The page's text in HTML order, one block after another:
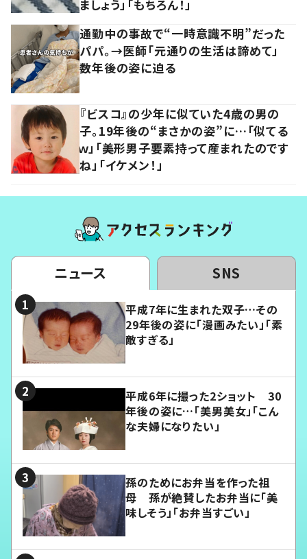
ましょう」「もちろん！」
通勤中の事故で“一時意識不明”だった
パパ。→医師「元通りの生活は諦めて」
数年後の姿に迫る
『ビスコ』の少年に似ていた4歳の男の
子。19年後の“まさかの姿”に…「似てる
ｗ」「美形男子要素持って産まれたのです
ね」「イケメン！」
ニュース SNS
平成7年に生まれた双子…その
29年後の姿に「漫画みたい」「素
敵すぎる」
平成6年に撮った2ショット 30
年後の姿に…「美男美女」「こん
な夫婦になりたい」
孫のためにお弁当を作った祖
母 孫が絶賛したお弁当に「美
味しそう」「お弁当すごい」